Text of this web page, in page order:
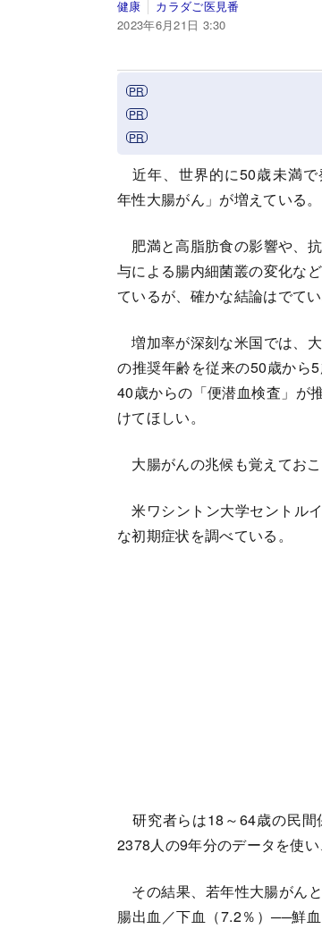
健康
カラダご医見番
2023年6月21日 3:30
近年、世界的に50歳未満で
年性大腸がん」が増えている。
肥満と高脂肪食の影響や、
与による腸内細菌叢の変化な
ているが、確かな結論はでてい
増加率が深刻な米国では、
の推奨年齢を従来の50歳から
40歳からの「便潜血検査」が
けてほしい。
大腸がんの兆候も覚えておこ
米ワシントン大学セントル
な初期症状を調べている。
研究者らは18～64歳の民間
2378人の9年分のデータを使
その結果、若年性大腸がん
腸出血／下血（7.2％）──鮮